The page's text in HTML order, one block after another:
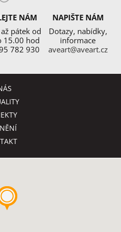
NÁM
pátek od
15.00 hod
782 930
NAPIŠTE NÁM
Dotazy, nabídky,
informace
aveart@aveart.cz